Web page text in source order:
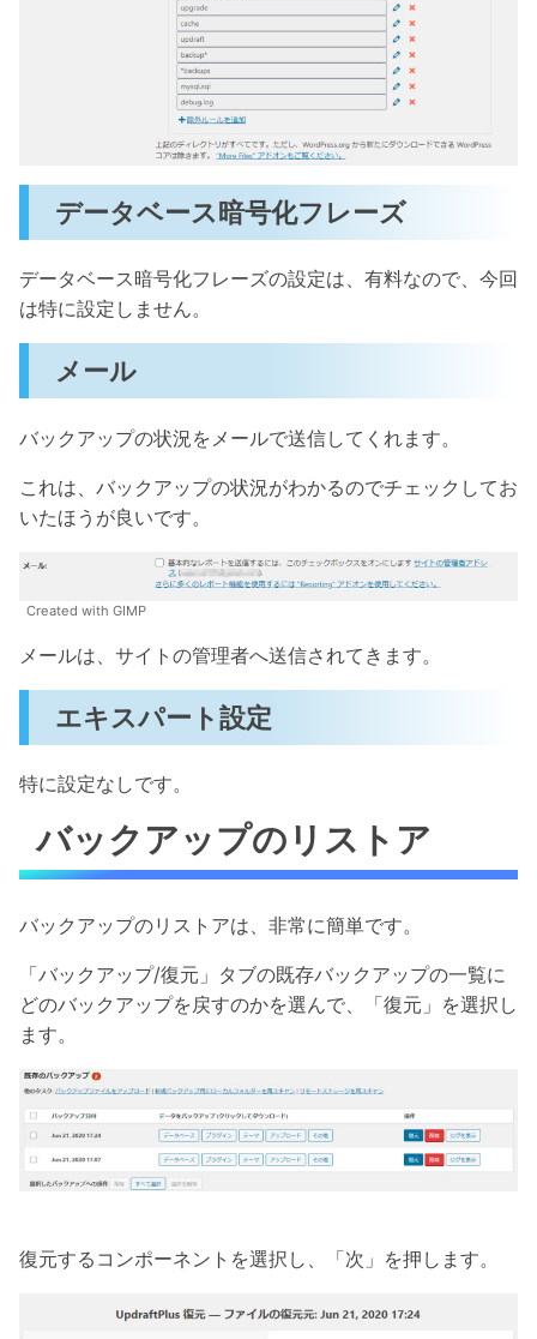
データベース暗号化フレーズ
データベース暗号化フレーズの設定は、有料なので、今回
は特に設定しません。
メール
バックアップの状況をメールで送信してくれます。
これは、バックアップの状況がわかるのでチェックしてお
いたほうが良いです。
Created with GIMP
メールは、サイトの管理者へ送信されてきます。
エキスパート設定
特に設定なしです。
バックアップのリストア
バックアップのリストアは、非常に簡単です。
「バックアップ/復元」タブの既存バックアップの一覧に
どのバックアップを戻すのかを選んで、「復元」を選択し
ます。
復元するコンポーネントを選択し、「次」を押します。